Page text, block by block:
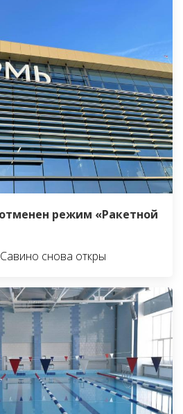
режим «Ракетной
снова откры